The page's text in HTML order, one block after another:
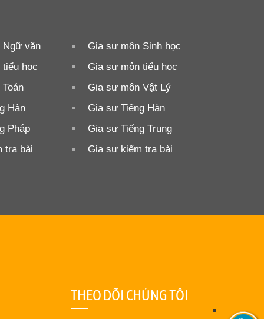
Ngữ văn
Gia sư môn Sinh học
học
Gia sư môn tiểu học
Gia sư môn Vật Lý
Hàn
Gia sư Tiếng Hàn
Pháp
Gia sư Tiếng Trung
tra bài
Gia sư kiểm tra bài
THEO DÕI CHÚNG TÔI